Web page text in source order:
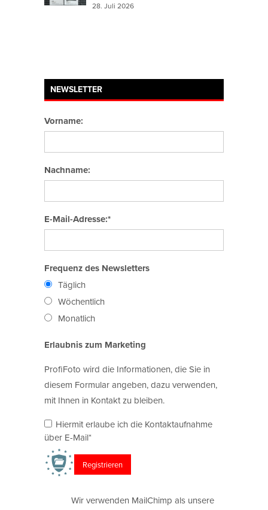
28. Juli 2026
NEWSLETTER
Vorname:
Nachname:
E-Mail-Adresse:*
Frequenz des Newsletters
Täglich
Wöchentlich
Monatlich
Erlaubnis zum Marketing
ProfiFoto wird die Informationen, die Sie in
diesem Formular angeben, dazu verwenden,
mit Ihnen in Kontakt zu bleiben.
Hiermit erlaube ich die Kontaktaufnahme
über E-Mail*
Wir verwenden MailChimp als unsere